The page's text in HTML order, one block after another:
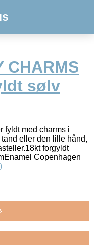
CHARMS
sølv
fyldt med charms i
eller den lille hånd,
forgyldt
Copenhagen